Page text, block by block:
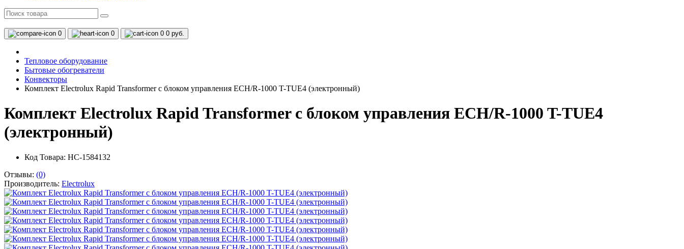
0 0 0 0 руб.
Тепловое оборудование
Бытовые обогреватели
Конвекторы
Комплект Electrolux Rapid Transformer с блоком управления ECH/R-1000 T-TUE4 (электронный)
Комплект Electrolux Rapid Transformer с блоком управления ECH/R-1000 T-TUE4
(электронный)
Код Товара: НС-1584132
Отзывы: (0)
Производитель: Electrolux